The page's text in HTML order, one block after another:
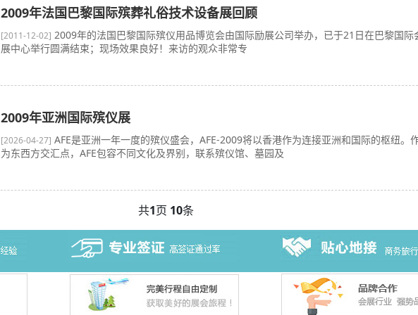
2009年法国巴黎国际殡葬礼俗技术设备展回顾
[2011-12-02] 2009年的法国巴黎国际殡仪用品博览会由国际励展公司举办，已于21日在巴黎国际
展中心举行圆满结束；现场效果良好！来访的观众非常专
2009年亚洲国际殡仪展
[2026-04-27] AFE是亚洲一年一度的殡仪盛会，AFE-2009将以香港作为连接亚洲和国际的枢纽。
为东西方交汇点，AFE包容不同文化及界别，联系殡仪馆、墓园及
共1页 10条